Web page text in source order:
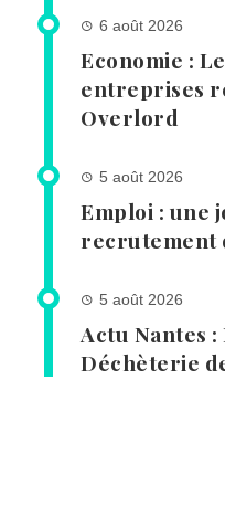
6 août 2026
Economie :
entreprises
Overlord
5 août 2026
Emploi : une
recrutement
5 août 2026
Actu Nantes
Déchèterie